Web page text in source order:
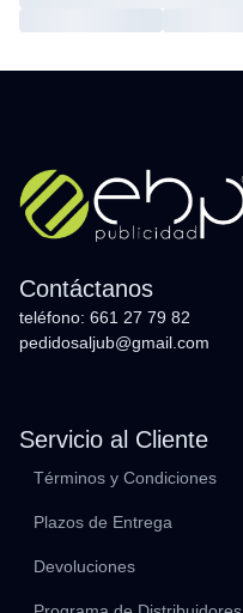
Contáctanos
teléfono: 661 27 79 82
pedidosaljub@gmail.com
Servicio al Cliente
Términos y Condiciones
Plazos de Entrega
Devoluciones